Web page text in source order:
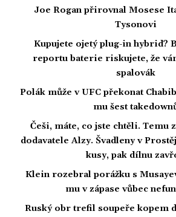
Joe Rogan přirovnal Mosese
Tysonovi
Kupujete ojetý plug-in hybrid?
reportu baterie riskujete, že
spalovák
Polák může v UFC překonat
mu šest
Češi, máte, co jste chtěli. Temu
dodavatele Alzy. Švadleny v
kusy, pak dílnu
Klein rozebral porážku s
mu v zápase vůbec
Ruský obr trefil soupeře kopem